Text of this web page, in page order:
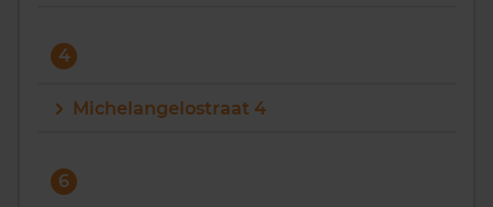
4
Michelangelostraat 4
6